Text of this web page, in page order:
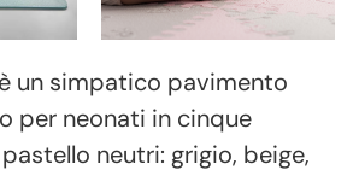
è un simpatico pavimento
per neonati in cinque
neutri: grigio, beige,